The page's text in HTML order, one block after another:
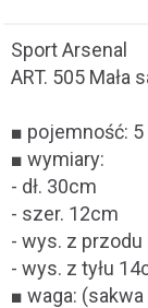
Sport Arsenal
ART. 505 Mała
■ pojemność:
■ wymiary:
- dł. 30cm
- szer. 12cm
- wys. z przodu
- wys. z tyłu
■ waga: